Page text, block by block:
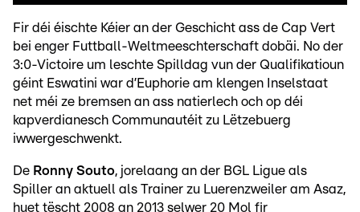
Fir déi éischte Kéier an der Geschicht ass de Cap Vert
bei enger Futtball-Weltmeeschterschaft dobäi. No der
3:0-Victoire um leschte Spilldag vun der Qualifikatioun
géint Eswatini war d’Euphorie am klengen Inselstaat
net méi ze bremsen an ass natierlech och op déi
kapverdianesch Communautéit zu Lëtzebuerg
iwwergeschwenkt.
De Ronny Souto, jorelaang an der BGL Ligue als
Spiller an aktuell als Trainer zu Luerenzweiler am Asaz,
huet tëscht 2008 an 2013 selwer 20 Mol fir